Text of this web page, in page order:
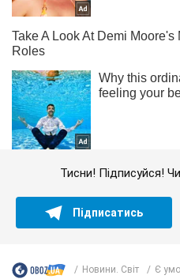
Тисни! Підписуйся!
Підписатись
Новини. Світ Є